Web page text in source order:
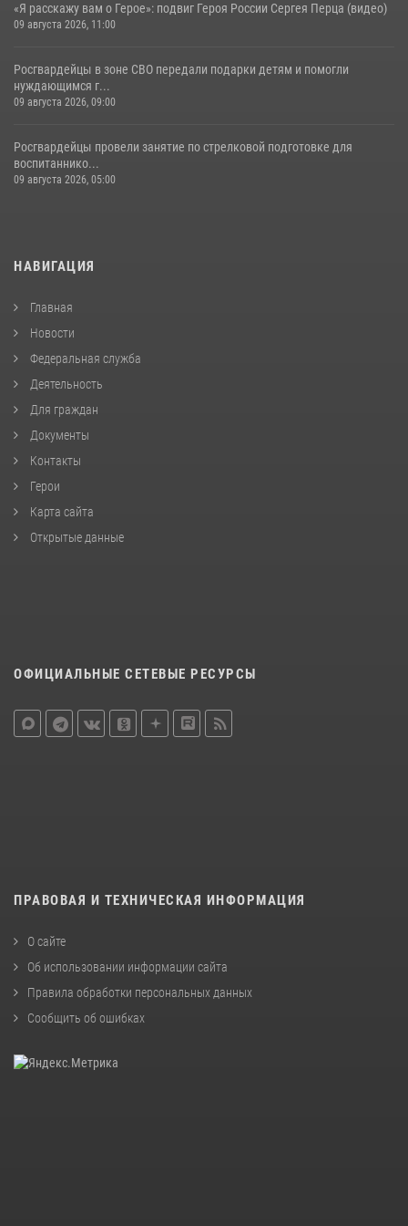
«Я расскажу вам о Герое»: подвиг Героя России Сергея Перца (видео)
09 августа 2026, 11:00
Росгвардейцы в зоне СВО передали подарки детям и помогли
нуждающимся г...
09 августа 2026, 09:00
Росгвардейцы провели занятие по стрелковой подготовке для
воспитаннико...
09 августа 2026, 05:00
НАВИГАЦИЯ
Главная
Новости
Федеральная служба
Деятельность
Для граждан
Документы
Контакты
Герои
Карта сайта
Открытые данные
ОФИЦИАЛЬНЫЕ СЕТЕВЫЕ РЕСУРСЫ
ПРАВОВАЯ И ТЕХНИЧЕСКАЯ ИНФОРМАЦИЯ
О сайте
Об использовании информации сайта
Правила обработки персональных данных
Сообщить об ошибках